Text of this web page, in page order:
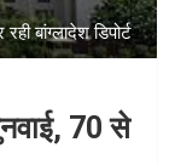
बांग्लादेश डिपोर्ट
70 से